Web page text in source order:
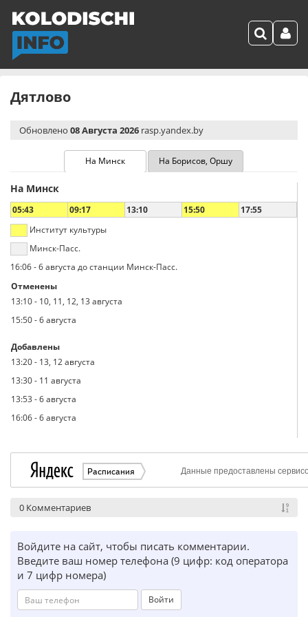
Дятлово
Обновлено 08 Августа 2026 rasp.yandex.by
На Минск На Борисов, Оршу
На Минск
05:43 09:17 13:10 15:50
17:55
Институт культуры
Минск-Пасс.
16:06-6 августа до станции Минск-Пасс.
Отменены
13:10- 10, 11, 12, 13 августа
15:50-6 августа
Добавлены
13:20- 13, 12 августа
13:30- 11 августа
13:53 -6 августа
16:06-6 августа
0 Комментариев
Войдите на сайт, чтобы писать комментарии.
Введите ваш номер телефона (9 цифр: код оператора
и 7 цифр номера)
Войти